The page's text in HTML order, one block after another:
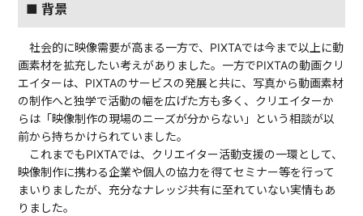
■ 背景
社会的に映像需要が高まる一方で、PIXTAでは今まで以上に動
画素材を拡充したい考えがありました。一方でPIXTAの動画クリ
エイターは、PIXTAのサービスの発展と共に、写真から動画素材
の制作へと独学で活動の幅を広げた方も多く、クリエイターか
らは「映像制作の現場のニーズが分からない」という相談が以
前から持ちかけられていました。
これまでもPIXTAでは、クリエイター活動支援の一環として、
映像制作に携わる企業や個人の協力を得てセミナー等を行って
まいりましたが、充分なナレッジ共有に至れていない実情もあ
りました。